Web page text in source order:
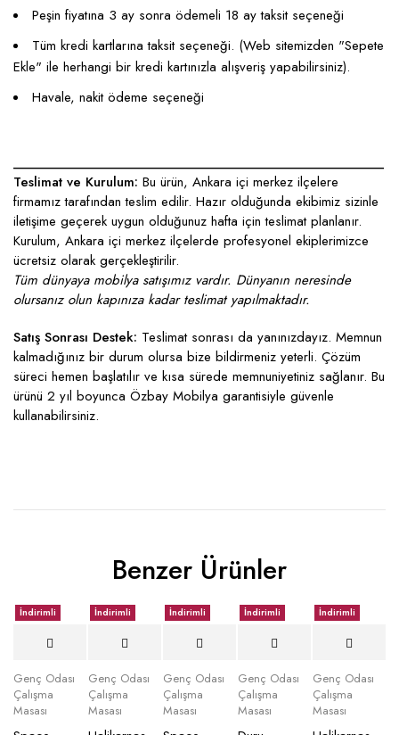
Peşin fiyatına 3 ay sonra ödemeli 18 ay taksit seçeneği
Tüm kredi kartlarına taksit seçeneği. (Web sitemizden "Sepete
Ekle" ile herhangi bir kredi kartınızla alışveriş yapabilirsiniz).
Havale, nakit ödeme seçeneği
____________________________________________________
Teslimat ve Kurulum: Bu ürün, Ankara içi merkez ilçelere
firmamız tarafından teslim edilir. Hazır olduğunda ekibimiz sizinle
iletişime geçerek uygun olduğunuz hafta için teslimat planlanır.
Kurulum, Ankara içi merkez ilçelerde profesyonel ekiplerimizce
ücretsiz olarak gerçekleştirilir.
Tüm dünyaya mobilya satışımız vardır. Dünyanın neresinde
olursanız olun kapınıza kadar teslimat yapılmaktadır.
Satış Sonrası Destek: Teslimat sonrası da yanınızdayız. Memnun
kalmadığınız bir durum olursa bize bildirmeniz yeterli. Çözüm
süreci hemen başlatılır ve kısa sürede memnuniyetiniz sağlanır. Bu
ürünü 2 yıl boyunca Özbay Mobilya garantisiyle güvenle
kullanabilirsiniz.
Benzer Ürünler
İndirimli
Genç Odası
Çalışma
Masası
İndirimli
Genç Odası
Çalışma
Masası
İndirimli
Genç Odası
Çalışma
Masası
İndirimli
Genç Odası
Çalışma
Masası
İndirimli
Genç Odası
Çalışma
Masası